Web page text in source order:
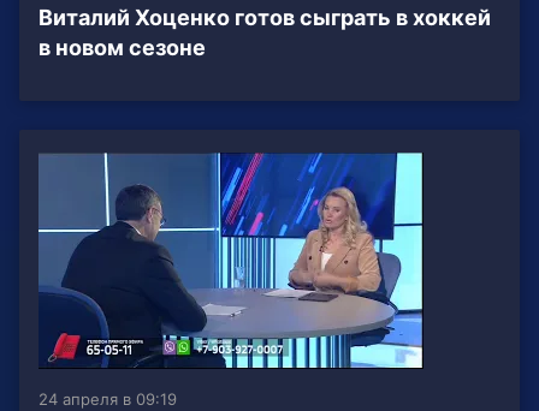
Виталий Хоценко готов сыграть в хоккей
в новом сезоне
24 апреля в 09:19